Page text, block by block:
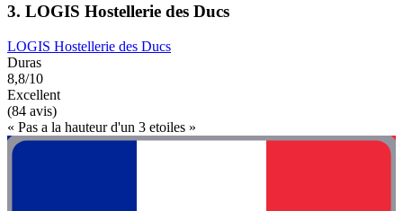
3. LOGIS Hostellerie des Ducs
LOGIS Hostellerie des Ducs
Duras
8,8/10
Excellent
(84 avis)
« Pas a la hauteur d'un 3 etoiles »